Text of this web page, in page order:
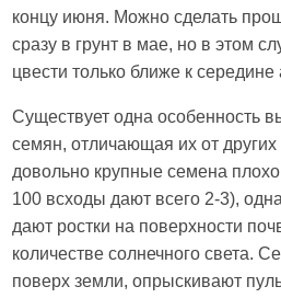
концу июня. Можно сделать
сразу в грунт в мае, но в этом
цвести только ближе к середине
Существует одна особенность
семян, отличающая их от
довольно крупные семена
100 всходы дают всего 2-3),
дают ростки на поверхности
количестве солнечного света.
поверх земли, опрыскивают